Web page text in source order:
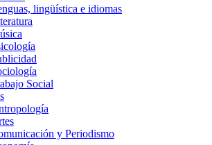
lingüística e idiomas
Social
y Periodismo